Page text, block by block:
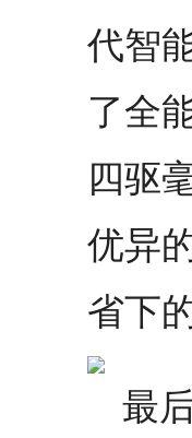
代智
了全
四驱
优异
省下
最